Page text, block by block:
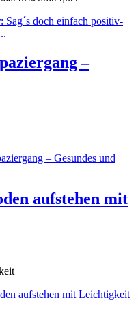
Sag´s doch einfach positiv-
–
– Gesundes und
aufstehen mit
aufstehen mit Leichtigkeit